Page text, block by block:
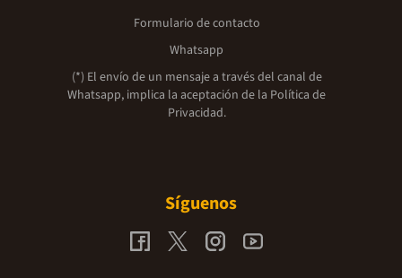
Formulario de contacto
Whatsapp
(*) El envío de un mensaje a través del canal de
Whatsapp, implica la aceptación de la Política de
Privacidad.
Síguenos